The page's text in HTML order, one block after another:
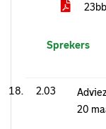
Sprekers
2.03
20